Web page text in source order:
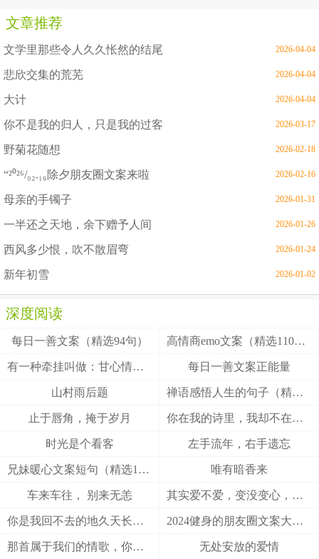
文章推荐
文学里那些令人久久怅然的结尾 2026-04-04
悲欣交集的荒芜 2026-04-04
大计 2026-04-04
你不是我的归人，只是我的过客 2026-03-17
野菊花随想 2026-02-18
“²⁰²⁶/₀₂.₁₆除夕朋友圈文案来啦 2026-02-16
母亲的手镯子 2026-01-31
一半还之天地，余下赠予人间 2026-01-26
西风多少恨，吹不散眉弯 2026-01-24
新年初雪 2026-01-02
深度阅读
每日一善文案（精选94句） 高情商emo文案（精选110句）
有一种牵挂叫做：甘心情愿！ 每日一善文案正能量
山村雨后题 禅语感悟人生的句子（精选27句）
止于唇角，掩于岁月 你在我的诗里，我却不在你的梦里
时光是个看客 左手流年，右手遗忘
兄妹暖心文案短句（精选100句） 唯有暗香来
车来车往， 别来无恙 其实爱不爱，变没变心，身体最诚实
你是我回不去的地久天长，我是你触不到的地老天荒 2024健身的朋友圈文案大全(精选49句)
那首属于我们的情歌，你把结局唱给了谁 无处安放的爱情